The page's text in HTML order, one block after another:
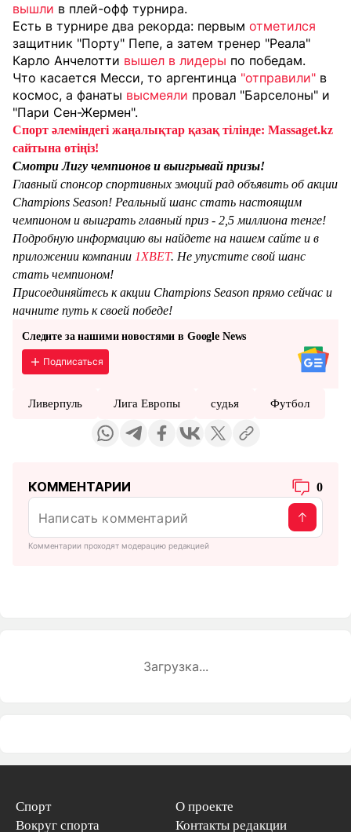
вышли в плей-офф турнира.
Есть в турнире два рекорда: первым отметился
защитник "Порту" Пепе, а затем тренер "Реала"
Карло Анчелотти вышел в лидеры по победам.
Что касается Месси, то аргентинца "отправили" в
космос, а фанаты высмеяли провал "Барселоны" и
"Пари Сен-Жермен".
Спорт әлеміндегі жаңалықтар қазақ тілінде: Massaget.kz
сайтына өтіңіз!
Смотри Лигу чемпионов и выигрывай призы!
Главный спонсор спортивных эмоций рад объявить об акции
Champions Season! Реальный шанс стать настоящим
чемпионом и выиграть главный приз - 2,5 миллиона тенге!
Подробную информацию вы найдете на нашем сайте и в
приложении компании 1XBET. Не упустите свой шанс
стать чемпионом!
Присоединяйтесь к акции Champions Season прямо сейчас и
начните путь к своей победе!
Следите за нашими новостями в Google News
Подписаться
Ливерпуль Лига Европы судья Футбол
КОММЕНТАРИИ 0
Комментарии проходят модерацию редакцией
Загрузка...
Спорт
Вокруг спорта
О проекте
Контакты редакции